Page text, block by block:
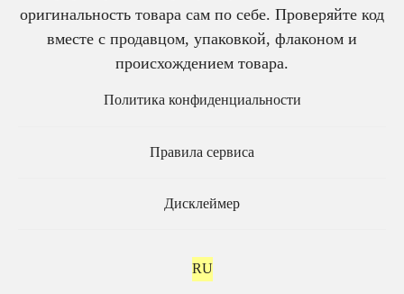
оригинальность товара сам по себе. Проверяйте код
вместе с продавцом, упаковкой, флаконом и
происхождением товара.
Политика конфиденциальности
Правила сервиса
Дисклеймер
RU